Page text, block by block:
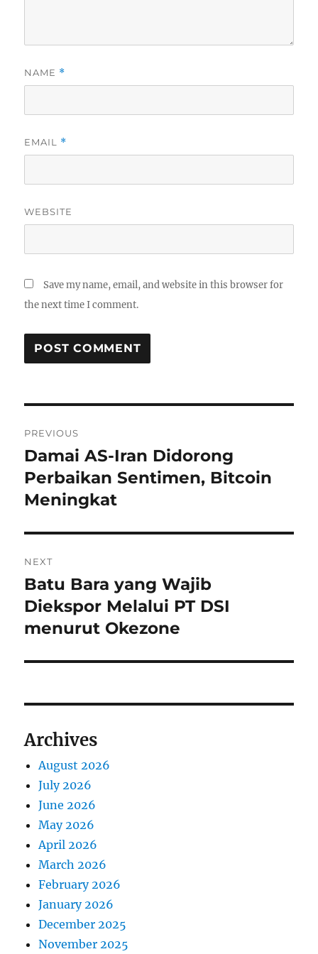
NAME *
EMAIL *
WEBSITE
Save my name, email, and website in this browser for
the next time I comment.
o
s
t
n
a
v
i
g
i
n
PREVIOUS
P
r
e
i
s
p
o
Damai AS-Iran Didorong
Perbaikan Sentimen, Bitcoin
Meningkat
NEXT
N
e
x
p
s
:
Batu Bara yang Wajib
Diekspor Melalui PT DSI
menurut Okezone
Archives
August 2026
July 2026
June 2026
May 2026
April 2026
March 2026
February 2026
January 2026
December 2025
November 2025